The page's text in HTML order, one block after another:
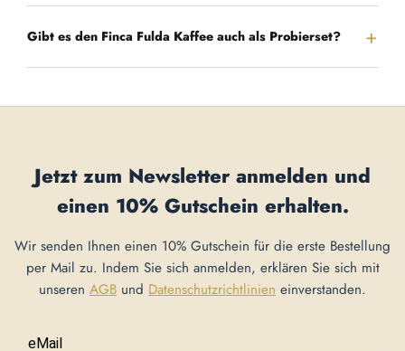
Gibt es den Finca Fulda Kaffee auch als Probierset?
Jetzt zum Newsletter anmelden und
einen 10% Gutschein erhalten.
Wir senden Ihnen einen 10% Gutschein für die erste Bestellung
per Mail zu. Indem Sie sich anmelden, erklären Sie sich mit
unseren AGB und Datenschutzrichtlinien einverstanden.